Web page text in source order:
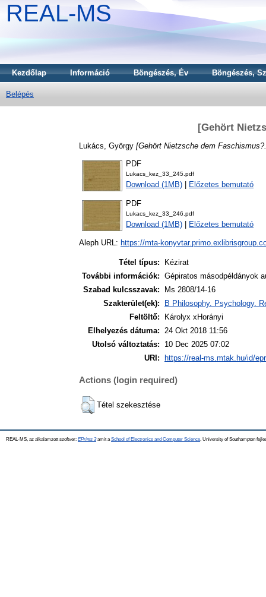
REAL-MS
Kezdőlap Információ Böngészés, Év Böngészés,
Belépés
[Gehört
Lukács, György [Gehört Nietzsche dem
PDF
Lukacs_kez_33_245.pdf
Download (1MB) Előzetes bemutató
PDF
Lukacs_kez_33_246.pdf
Download (1MB) Előzetes bemutató
Aleph URL: https://mta-
Tétel típus:
Kézirat
További információk: Gépiratos másodpéldányok
Szabad kulcsszavak:
Ms 2808/14-16
Szakterület(ek):
B Philosophy. Psychology.
Feltöltő:
Károlyx xHorányi
Elhelyezés dátuma: 24 Okt 2018 11:56
Utolsó változtatás:
10 Dec 2025 07:02
URI:
https://real-ms.mtak.hu/id/
Actions (login required)
Tétel szekesztése
REAL-MS, az alkalamzott szoftver: EPrints 3amit a School of Electronics and Computer Science , University of Southampton